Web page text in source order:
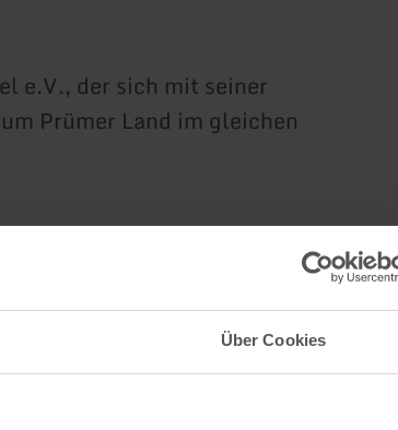
Über Cookies
e.V., der sich mit seiner
Prümer Land im gleichen